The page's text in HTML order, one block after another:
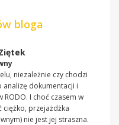
bloga
niezależnie czy chodzi
analizę dokumentacji i
I choć czasem w
ciężko, przejażdżka
nie jest jej straszna.